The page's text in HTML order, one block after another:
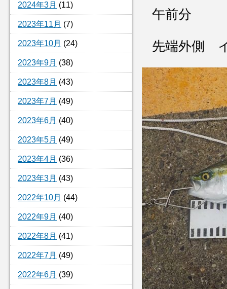
2024年3月 (11)
2023年11月 (7)
2023年10月 (24)
2023年9月 (38)
2023年8月 (43)
2023年7月 (49)
2023年6月 (40)
2023年5月 (49)
2023年4月 (36)
2023年3月 (43)
2022年10月 (44)
2022年9月 (40)
2022年8月 (41)
2022年7月 (49)
2022年6月 (39)
午前分
先端外側